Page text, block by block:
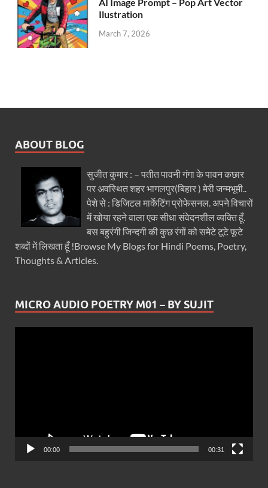
Ilustration
March 7, 2026
ABOUT BLOG
सुजीत कुमार : – पतीत पावनी गंगा के पावन कछार
पर अवस्थित शहर भागलपुर(बिहार ) मेरी जन्मभूमी..
पेशे से : डिजिटल मार्केटिंग प्रोफेसनल. अपने विचारों
में खोया रहने वाला एक सीधा संवेदनशील व्यक्ति हूँ.
बस बहुरंगी जिन्दगी की कुछ रंगों को समेटे टूटे फूटे
शब्दों में लिखता हूँ !Browse My Blogs for Hindi Poems, Poetry,
Thoughts & Articles.
MICRO AUDIO POETRY M01 – BY SUJIT
00:00 00:31